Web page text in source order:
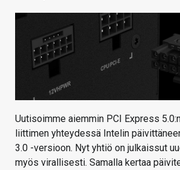
VAIHDA TEEMA
HAKU
Uutisoimme aiemmin PCI Express
liittimen yhteydessä Intelin
3.0 -versioon. Nyt yhtiö on julkaissut
myös virallisesti. Samalla kertaa